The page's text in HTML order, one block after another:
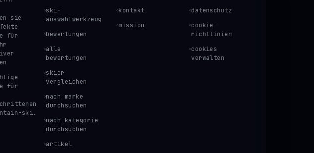
sie
für
für
ski.
ski-
auswahlwerkzeug
bewertungen
alle
bewertungen
skier
vergleichen
nach marke
durchsuchen
nach kategorie
durchsuchen
artikel
kontakt
mission
datenschutz
cookie-
richtlinien
cookies
verwalten